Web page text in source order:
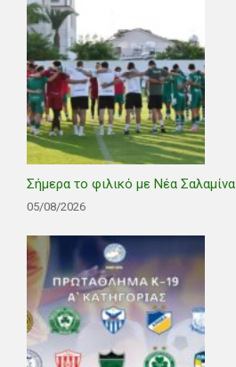
Σήμερα το φιλικό με Νέα Σαλαμίνα
05/08/2026